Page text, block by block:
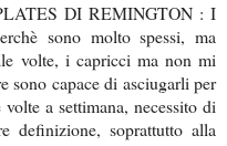
DI REMINGTON : I
sono molto spessi, ma
volte, i capricci ma non mi
sono capace di asciugarli per
a settimana, necessito di
definizione, soprattutto alla